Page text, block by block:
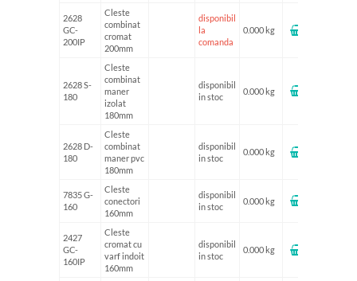
2628
GC-
200IP
Cleste
combinat
cromat
200mm
disponibil
la
comanda
0.000 kg
2628 S-
180
Cleste
combinat
maner
izolat
180mm
disponibil
in stoc
0.000 kg
2628 D-
180
Cleste
combinat
maner pvc
180mm
disponibil
in stoc
0.000 kg
7835 G-
160
Cleste
conectori
160mm
disponibil
in stoc
0.000 kg
2427
GC-
160IP
Cleste
cromat cu
varf indoit
160mm
disponibil
in stoc
0.000 kg